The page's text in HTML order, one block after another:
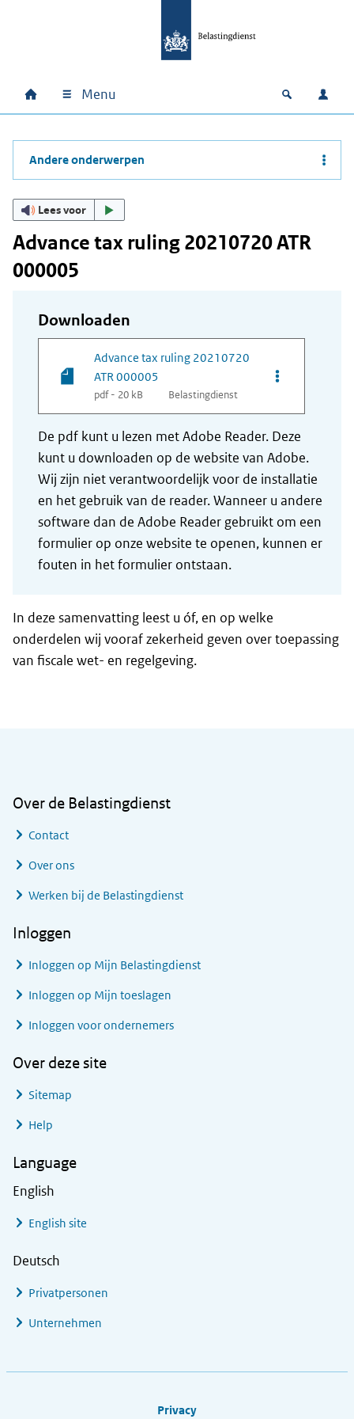
Hoofdnavigatie
Home Menu Open
Andere onderwerpen
Lees voor
Advance tax ruling 20210720 ATR
000005
Downloaden
Advance tax ruling 20210720
ATR 000005
pdf - 20 kB Belastingdienst
Opties van
De pdf kunt u lezen met Adobe Reader. Deze
kunt u downloaden op de website van Adobe.
Wij zijn niet verantwoordelijk voor de installatie
en het gebruik van de reader. Wanneer u andere
software dan de Adobe Reader gebruikt om een
formulier op onze website te openen, kunnen er
fouten in het formulier ontstaan.
In deze samenvatting leest u óf, en op welke
onderdelen wij vooraf zekerheid geven over toepassing
van fiscale wet- en regelgeving.
Over de Belastingdienst
Contact
Over ons
Werken bij de Belastingdienst
Inloggen
Inloggen op Mijn Belastingdienst
Inloggen op Mijn toeslagen
Inloggen voor ondernemers
Over deze site
Sitemap
Help
Language
English
English site
Deutsch
Privatpersonen
Unternehmen
Privacy